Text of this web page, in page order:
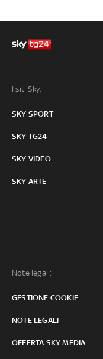
I siti Sky:
SKY SPORT
SKY TG24
SKY VIDEO
SKY ARTE
Note legali:
GESTIONE COOKIE
NOTE LEGALI
OFFERTA SKY MEDIA